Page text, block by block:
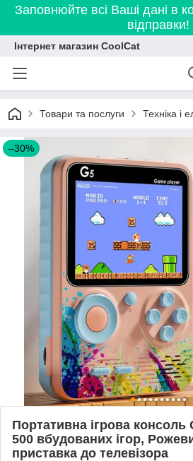
Заповнюйте всі Ваші дані в
відправки!
Інтернет магазин CoolCat
Товари та послуги Техніка і
–30%
Портативна ігрова консоль
500 вбудованих ігор,
приставка до телевізора